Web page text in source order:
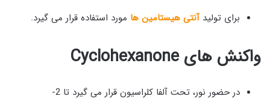
برای تولید آنتی هیستامین ها مورد استفاده قرار می گیرد.
واکنش های Cyclohexanone
در حضور نور، تحت آلفا کلراسیون قرار می گیرد تا 2-